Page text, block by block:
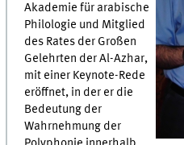
Akademie für arabische
Philologie und Mitglied
des Rates der Großen
Gelehrten der Al-Azhar,
mit einer Keynote-Rede
eröffnet, in der er die
Bedeutung der
Wahrnehmung der